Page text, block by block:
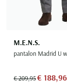
M.E.N.S.
pantalon Madrid U
€ 209,95€ 188,96